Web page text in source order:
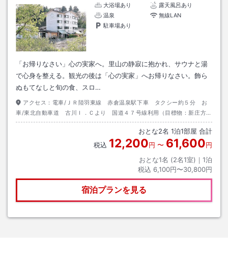
大浴場あり
露天風呂あり
温泉
無線LAN
駐車場あり
「お帰りなさい」心の実家へ。里山の静寂に抱かれ、サウナと湯
で心身を整える。観光の後は「心の実家」へお帰りなさい。飾ら
ぬもてなしと旬の食、スロ…
アクセス： 電車/ＪＲ陸羽東線 赤倉温泉駅下車 タクシー約５分 お
車/東北自動車道 古川Ｉ．Ｃより 国道４７号線利用（目標物：新庄方面
へ約６０分）
おとな2名 1泊1部屋 合計
税込 12,200円 〜 61,600円
おとな1名 (2名1室)｜ 1泊
税込 6,100円〜30,800円
宿泊プランを見る